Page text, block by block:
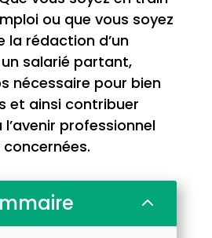
ou que vous soyez
la rédaction d’un
salarié partant,
nécessaire pour bien
et ainsi contribuer
professionnel
2